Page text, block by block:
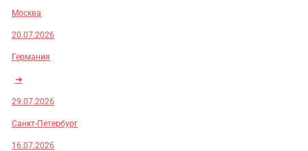
Москва
20.07.2026
Германия
➜
29.07.2026
Санкт-Петербург
16.07.2026